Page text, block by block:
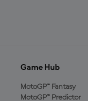
Game Hub
MotoGP™ Fantasy
MotoGP™ Predictor